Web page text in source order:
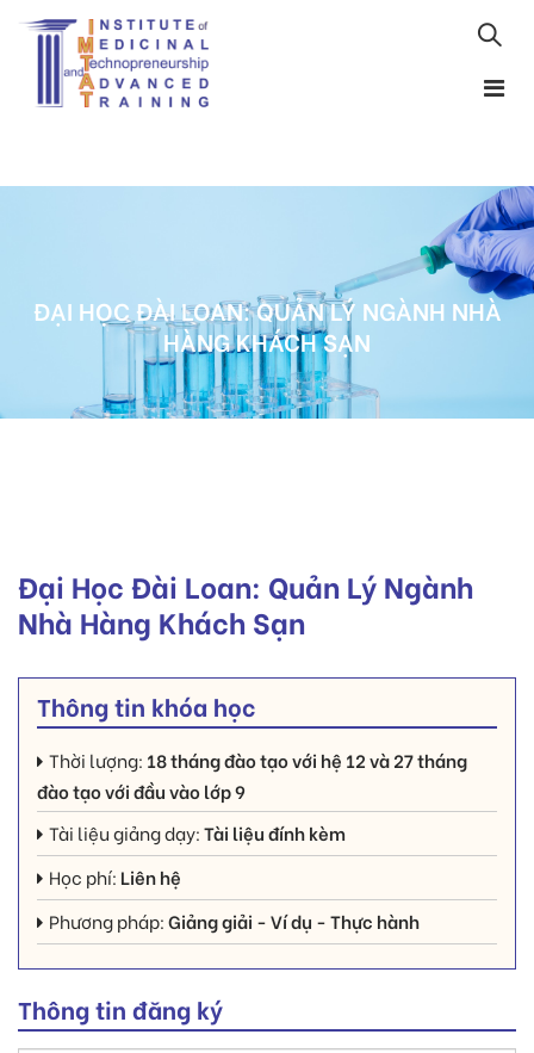
ĐẠI HỌC ĐÀI LOAN: QUẢN LÝ NGÀNH NHÀ
HÀNG KHÁCH SẠN
Đại Học Đài Loan: Quản Lý Ngành
Nhà Hàng Khách Sạn
Thông tin khóa học
Thời lượng: 18 tháng đào tạo với hệ 12 và 27 tháng
đào tạo với đầu vào lớp 9
Tài liệu giảng dạy:Tài liệu đính kèm
Học phí: Liên hệ
Phương pháp:Giảng giải - Ví dụ - Thực hành
Thông tin đăng ký